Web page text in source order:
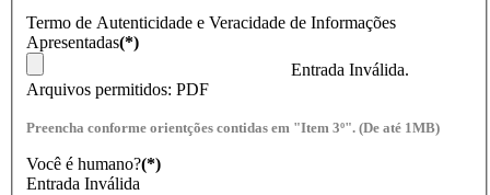
Termo de Autenticidade e Veracidade de Informações
Apresentadas(*)
Entrada Inválida.
Arquivos permitidos: PDF
Preencha conforme orientções contidas em "Item 3º". (De até 1MB)
Você é humano?(*)
Entrada Inválida